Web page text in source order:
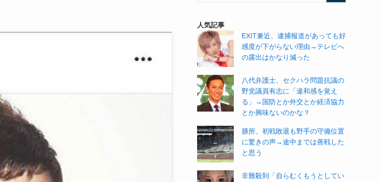
人気記事
EXIT兼近、逮捕報道があっても好
感度が下がらない理由→テレビへ
の露出はかなり減った
八代弁護士、セクハラ問題抗議の
野党議員有志に「違和感を覚え
る」→国防とか外交とか経済協力
とか興味ないのかな？
膳所、初戦敗退も野手の守備位置
に驚きの声→途中までは善戦した
と思う
非難殺到「自らむくもうとしてい